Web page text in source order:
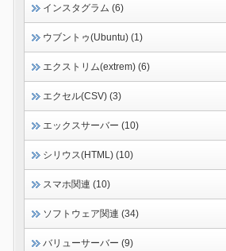
インスタグラム (6)
ウブントゥ(Ubuntu) (1)
エクストリム(extrem) (6)
エクセル(CSV) (3)
エックスサーバー (10)
シリウス(HTML) (10)
スマホ関連 (10)
ソフトウェア関連 (34)
バリューサーバー (9)